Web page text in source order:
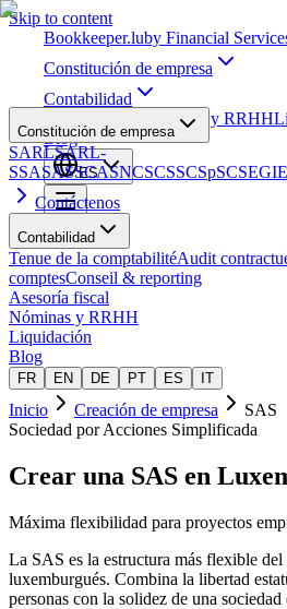
Skip to content
Bookkeeper.luby Financial
Constitución de empresa
Contabilidad
Nóminas y RRHH
Blog
ES
Constitución de empresa
SARLSARL-
SSASASSCASNCSCSSCSpSCSEGIE
Contáctenos
Contabilidad
Tenue de la comptabilitéAudit
comptesConseil & reporting
Asesoría fiscal
Nóminas y RRHH
Liquidación
Blog
FR EN DE PT ES IT
Inicio Creación de empresa
SAS
Sociedad por Acciones Simplificada
Crear una SAS en
Máxima flexibilidad para proyectos
La SAS es la estructura más flexible
luxemburgués. Combina la libertad
personas con la solidez de una sociedad